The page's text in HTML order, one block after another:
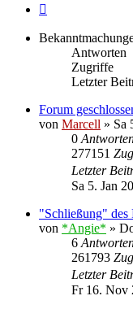
Antworten
Zugriffe
Letzter
Forum
von Marcell » Sa
0
277151
Letzter
Sa 5. Jan
"Schließung" des
von *Angie* »
6
261793
Letzter
Fr 16. Nov